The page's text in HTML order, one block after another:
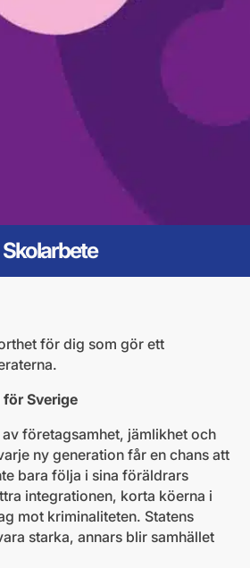
Skolarbete
för dig som gör ett
Sverige
företagsamhet, jämlikhet och
ny generation får en chans att
bara följa i sina föräldrars
integrationen, korta köerna i
mot kriminaliteten. Statens
starka, annars blir samhället